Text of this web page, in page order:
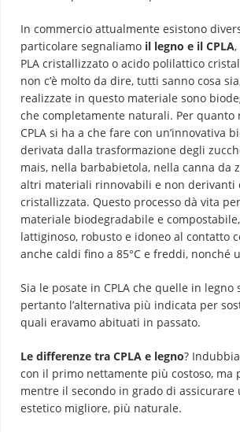
In commercio attualmente esistono
particolare segnaliamo il legno e il CPLA,
PLA cristallizzato o acido polilattico
non c’è molto da dire, tutti sanno cosa
realizzate in questo materiale sono
che completamente naturali. Per quanto
CPLA si ha a che fare con un’innovativa
derivata dalla trasformazione degli
mais, nella barbabietola, nella canna da
altri materiali rinnovabili e non derivanti
cristallizzata. Questo processo dà vita
materiale biodegradabile e
lattiginoso, robusto e idoneo al contatto
anche caldi fino a 85°C e freddi, nonché
Sia le posate in CPLA che quelle in legno
pertanto l’alternativa più indicata per
quali eravamo abituati in passato.
Le differenze tra CPLA e legno?
con il primo nettamente più costoso, ma
mentre il secondo in grado di assicurare
estetico migliore, più naturale.